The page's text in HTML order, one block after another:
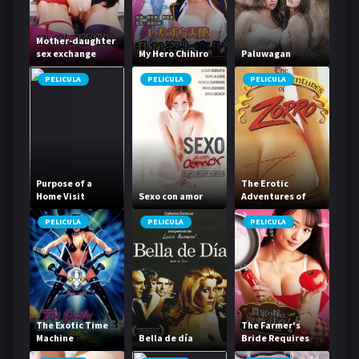
Mother-daughter
sex exchange
My Hero Chihiro Paluwagan
PELICULA
Purpose of a
Home Visit
PELICULA
Sexo con amor
PELICULA
The Erotic
Adventures of
Zorro
PELICULA
The Exotic Time
Machine
PELICULA
Bella de día
PELICULA
The Farmer's
Bride Requires
Care! Part 1: